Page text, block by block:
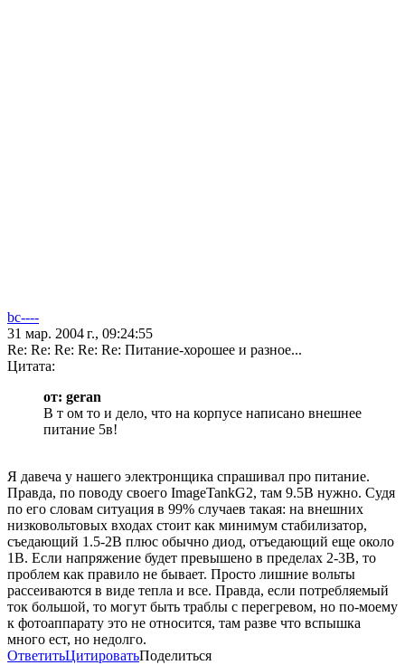
bc----
31 мар. 2004 г., 09:24:55
Re: Re: Re: Re: Re: Питание-хорошее и разное...
Цитата:
от: geran
В т ом то и дело, что на корпусе написано внешнее
питание 5в!
Я давеча у нашего электронщика спрашивал про питание.
Правда, по поводу своего ImageTankG2, там 9.5В нужно. Судя
по его словам ситуация в 99% случаев такая: на внешних
низковольтовых входах стоит как минимум стабилизатор,
съедающий 1.5-2В плюс обычно диод, отъедающий еще около
1В. Если напряжение будет превышено в пределах 2-3В, то
проблем как правило не бывает. Просто лишние вольты
рассеиваются в виде тепла и все. Правда, если потребляемый
ток большой, то могут быть траблы с перегревом, но по-моему
к фотоаппарату это не относится, там разве что вспышка
много ест, но недолго.
ОтветитьЦитироватьПоделиться